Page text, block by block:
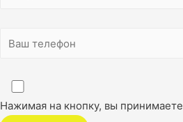
Нажимая на кнопку, вы принимаете